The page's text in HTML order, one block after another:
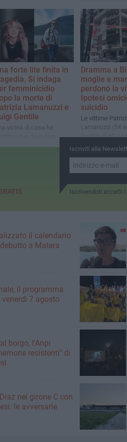
persone
forte lite finita in
Si indaga
femminicidio
la morte di
Lamanuzzi e
Gentile
vicina di casa ha
e le urla della
la moglie dal balcone
si è tolto la vita
Dramma a
moglie e
perdono la
Ipotesi
suicidio
Le vittime
Lamanuzzi (54
Gentile di 61. I
riferiscono che
Iscriviti alla
Iscrivendoti accetti i
il calendario
a Matera
il programma
7 agosto
borgo, l'Anpi
resistenti" di
nel girone C con
le avversarie